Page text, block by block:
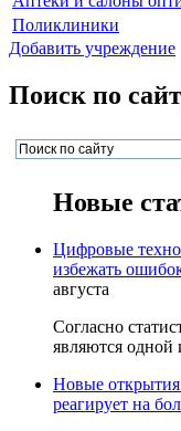
Поликлиники
Добавить учреждение
Поиск по
Новые
Цифровые
избежать
августа
Согласно
являются одной
Новые открытия
реагирует на